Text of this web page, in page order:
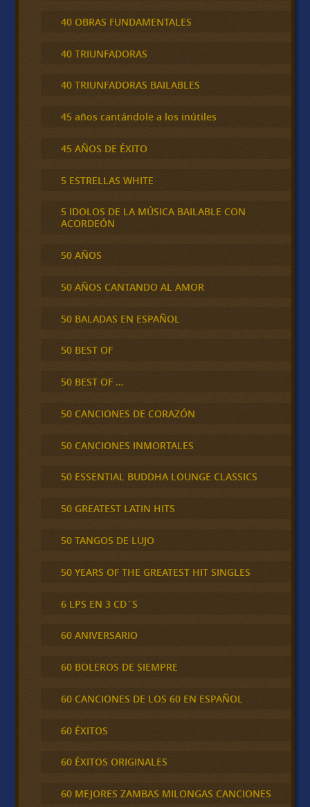
40 OBRAS FUNDAMENTALES
40 TRIUNFADORAS
40 TRIUNFADORAS BAILABLES
45 años cantándole a los inútiles
45 AÑOS DE ÉXITO
5 ESTRELLAS WHITE
5 IDOLOS DE LA MÚSICA BAILABLE CON
ACORDEÓN
50 AÑOS
50 AÑOS CANTANDO AL AMOR
50 BALADAS EN ESPAÑOL
50 BEST OF
50 BEST OF …
50 CANCIONES DE CORAZÓN
50 CANCIONES INMORTALES
50 ESSENTIAL BUDDHA LOUNGE CLASSICS
50 GREATEST LATIN HITS
50 TANGOS DE LUJO
50 YEARS OF THE GREATEST HIT SINGLES
6 LPS EN 3 CD´S
60 ANIVERSARIO
60 BOLEROS DE SIEMPRE
60 CANCIONES DE LOS 60 EN ESPAÑOL
60 ÉXITOS
60 ÉXITOS ORIGINALES
60 MEJORES ZAMBAS MILONGAS CANCIONES